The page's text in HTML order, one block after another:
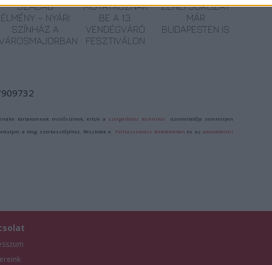
SZABAD
ÉLMÉNY – NYÁRI
SZÍNHÁZ A
VÁROSMAJORBAN
MUTATKOZNAK
BE A 13.
VENDÉGVÁRÓ
FESZTIVÁLON
ZENEI SOROZAT
MÁR
BUDAPESTEN IS
tartalomnak minősülnek, értük a szolgáltatás technikai üzemeltetője semmilyen
a blog szerkesztőjéhez. Részletek a Felhasználási feltételekben és azadatvédelmi